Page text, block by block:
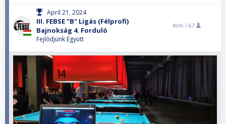
April 21, 2024
III. FEBSE "B" Ligás (Félprofi)
Bajnokság 4. Forduló
Fejlődjünk Együtt
49th / 67